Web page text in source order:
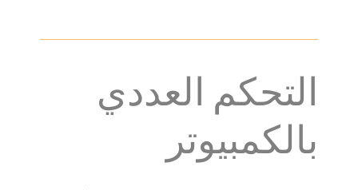
التحكم العددي
بالكمبيوتر